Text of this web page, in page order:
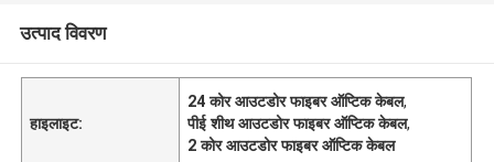
उत्पाद विवरण
हाइलाइट:
24 कोर आउटडोर फाइबर ऑप्टिक केबल,
पीई शीथ आउटडोर फाइबर ऑप्टिक केबल,
2 कोर आउटडोर फाइबर ऑप्टिक केबल